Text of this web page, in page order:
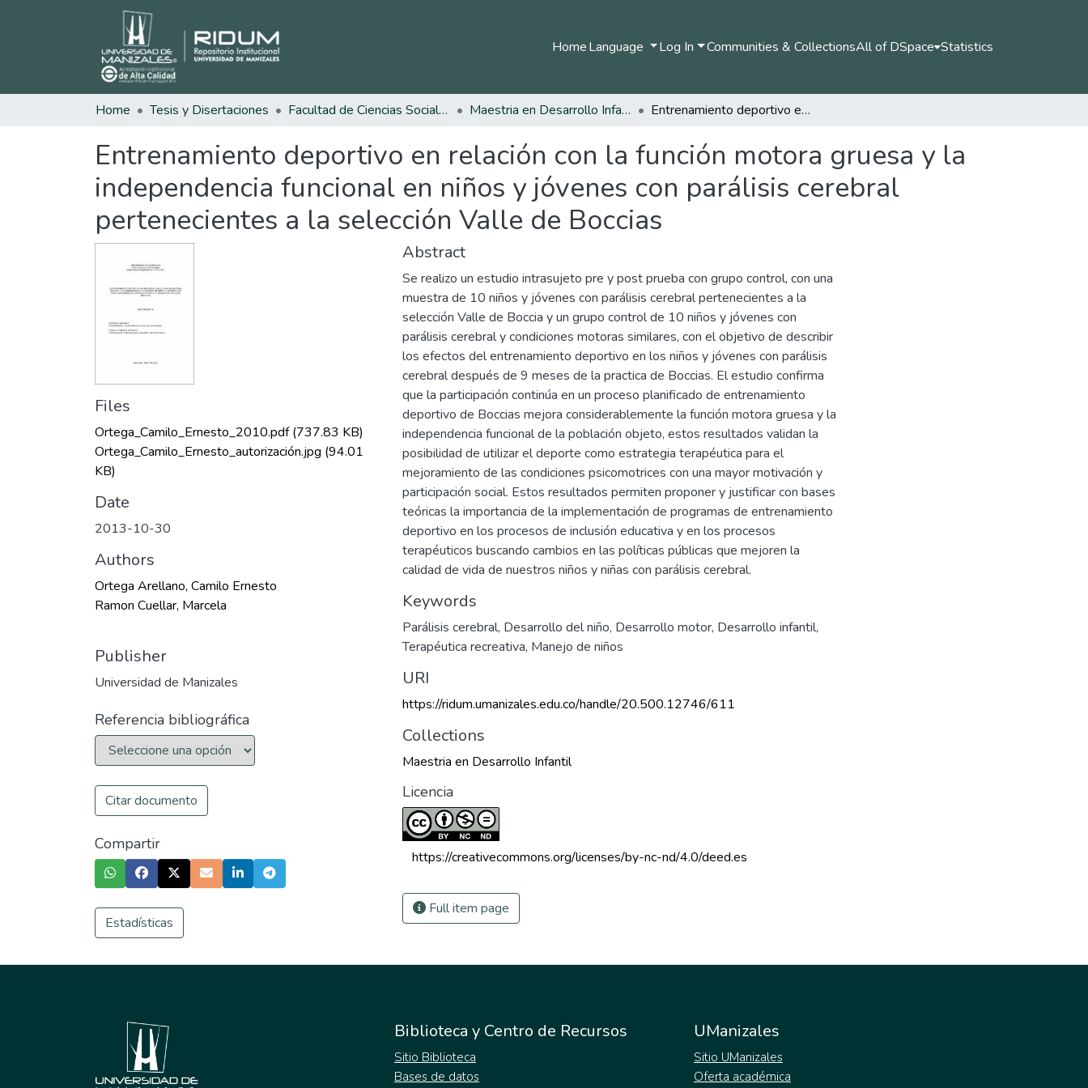
HomeLanguage Log In Communities & CollectionsAll of DSpace Statistics
Home Tesis y Disertaciones Facultad de Ciencias Sociales y Humanas Maestria en Desarrollo Infantil Entrenamiento deportivo en relación con la función motora gruesa y la independencia funcional en niños y jóvenes con parálisis cerebral pertenecientes a la selección Valle de Boccias
Entrenamiento deportivo en relación con la función motora gruesa y la
independencia funcional en niños y jóvenes con parálisis cerebral
pertenecientes a la selección Valle de Boccias
Files
Ortega_Camilo_Ernesto_2010.pdf(737.83 KB)
Ortega_Camilo_Ernesto_autorización.jpg (94.01
KB)
Date
2013-10-30
Authors
Ortega Arellano, Camilo Ernesto
Ramon Cuellar, Marcela
Publisher
Universidad de Manizales
Referencia bibliográfica
Citar documento
Compartir
Estadísticas
Abstract
Se realizo un estudio intrasujeto pre y post prueba con grupo control, con una
muestra de 10 niños y jóvenes con parálisis cerebral pertenecientes a la
selección Valle de Boccia y un grupo control de 10 niños y jóvenes con
parálisis cerebral y condiciones motoras similares, con el objetivo de describir
los efectos del entrenamiento deportivo en los niños y jóvenes con parálisis
cerebral después de 9 meses de la practica de Boccias. El estudio confirma
que la participación continúa en un proceso planificado de entrenamiento
deportivo de Boccias mejora considerablemente la función motora gruesa y la
independencia funcional de la población objeto, estos resultados validan la
posibilidad de utilizar el deporte como estrategia terapéutica para el
mejoramiento de las condiciones psicomotrices con una mayor motivación y
participación social. Estos resultados permiten proponer y justificar con bases
teóricas la importancia de la implementación de programas de entrenamiento
deportivo en los procesos de inclusión educativa y en los procesos
terapéuticos buscando cambios en las políticas públicas que mejoren la
calidad de vida de nuestros niños y niñas con parálisis cerebral.
Keywords
Parálisis cerebral, Desarrollo del niño, Desarrollo motor, Desarrollo infantil,
Terapéutica recreativa, Manejo de niños
URI
https://ridum.umanizales.edu.co/handle/20.500.12746/611
Collections
Maestria en Desarrollo Infantil
Licencia
https://creativecommons.org/licenses/by-nc-nd/4.0/deed.es
Full item page
Biblioteca y Centro de Recursos
Sitio Biblioteca
Bases de datos
UManizales
Sitio UManizales
Oferta académica